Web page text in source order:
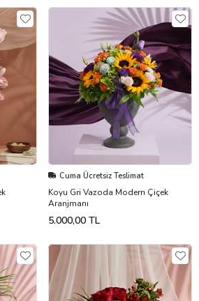
Cuma Ücretsiz Teslimat
Koyu Gri Vazoda Modern Çiçek
Aranjmanı
5.000,00 TL